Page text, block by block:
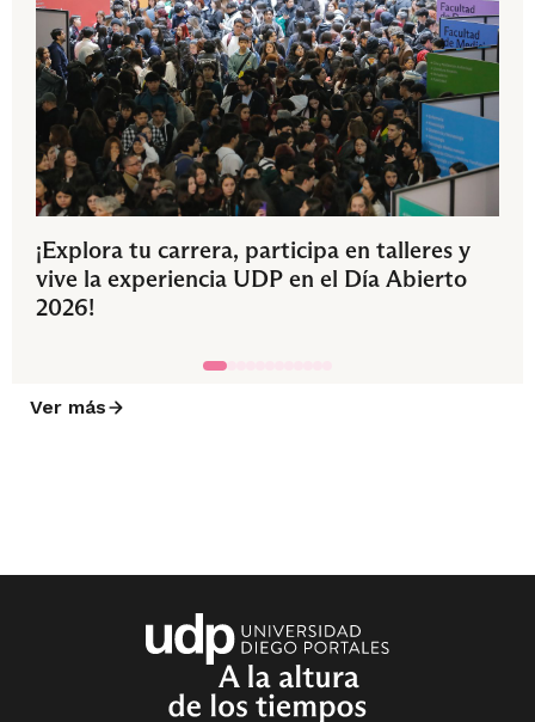
¡Explora tu carrera, participa en talleres y
vive la experiencia UDP en el Día Abierto
2026!
Ver más